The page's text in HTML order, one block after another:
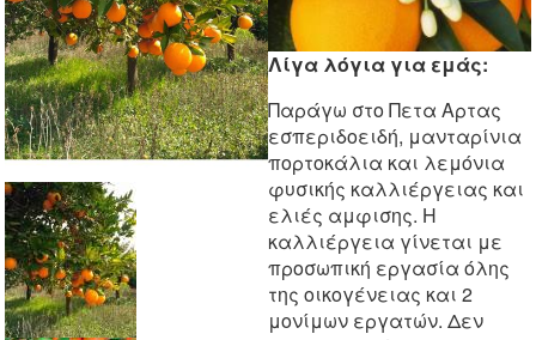
Λίγα λόγια για εμάς:
Παράγω στο Πετα Αρτας
εσπεριδοειδή, μανταρίνια
πορτοκάλια και λεμόνια
φυσικής καλλιέργειας και
ελιές αμφισης. Η
καλλιέργεια γίνεται με
προσωπική εργασία όλης
της οικογένειας και 2
μονίμων εργατών. Δεν